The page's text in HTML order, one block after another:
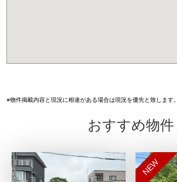
※物件掲載内容と現況に相違がある場合は現況を優先と致します。
おすすめ物件
NEW